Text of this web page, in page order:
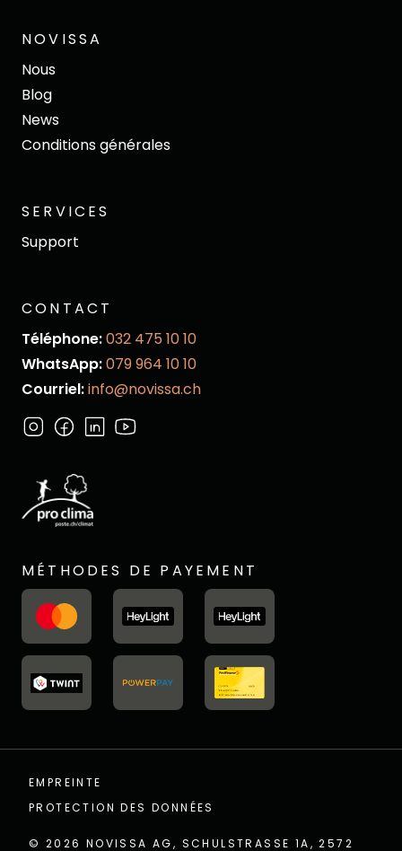
NOVISSA
Nous
Blog
News
Conditions générales
SERVICES
Support
CONTACT
Téléphone:032 475 10 10
WhatsApp:079 964 10 10
Courriel:info@novissa.ch
MÉTHODES DE PAYEMENT
EMPREINTE
PROTECTION DES DONNÉES
© 2026 NOVISSA AG, SCHULSTRASSE 1A, 2572